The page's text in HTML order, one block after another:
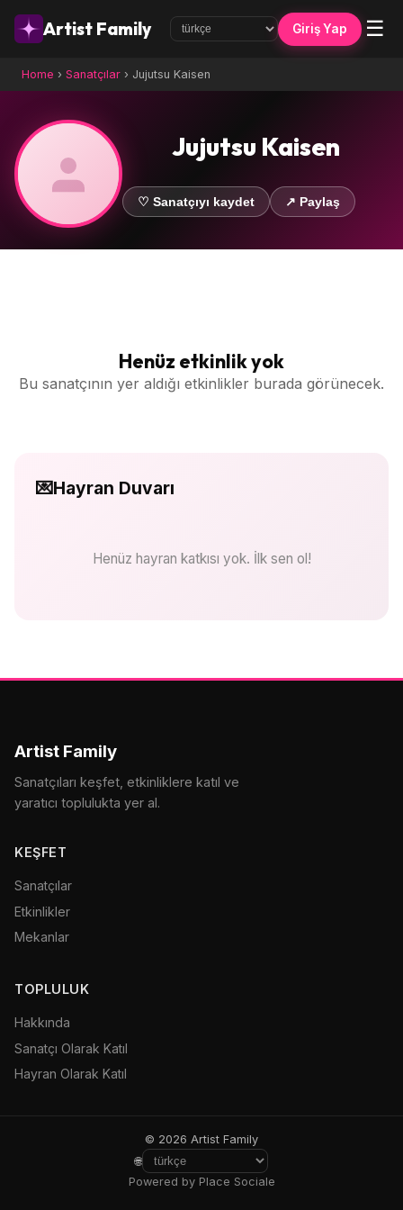
Artist Family Giriş Yap ☰
Home › Sanatçılar › Jujutsu Kaisen
Jujutsu Kaisen
♡ Sanatçıyı kaydet ↗ Paylaş
Henüz etkinlik yok
Bu sanatçının yer aldığı etkinlikler burada görünecek.
💌Hayran Duvarı
Henüz hayran katkısı yok. İlk sen ol!
Artist Family
Sanatçıları keşfet, etkinliklere katıl ve
yaratıcı toplulukta yer al.
KEŞFET
Sanatçılar
Etkinlikler
Mekanlar
TOPLULUK
Hakkında
Sanatçı Olarak Katıl
Hayran Olarak Katıl
© 2026 Artist Family
🌐
Powered by Place Sociale